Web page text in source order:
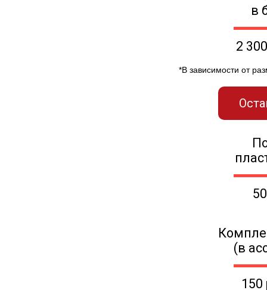
в
2
*В зависимости от
(в